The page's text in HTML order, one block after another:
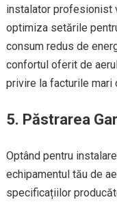
instalator profesionist
optimiza setările
consum redus de
confortul oferit de
privire la facturile mari
5. Păstrarea
Optând pentru
echipamentul tău de
specificațiilor